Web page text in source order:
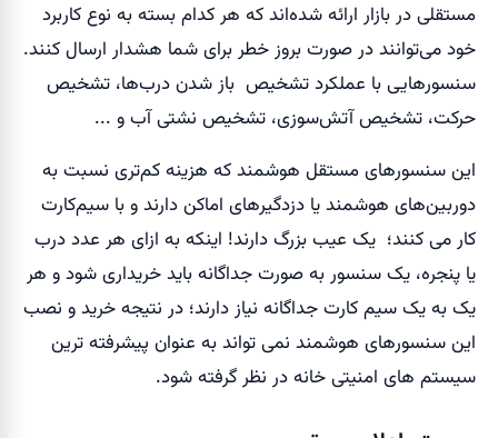
مستقلی در بازار ارائه شده‌اند که هر کدام بسته به نوع کاربرد
خود می‌توانند در صورت بروز خطر برای شما هشدار ارسال کنند.
سنسور‌هایی با عملکرد تشخیص باز شدن درب‌ها، تشخیص
حرکت، تشخیص آتش‌سوزی، تشخیص نشتی آب و ...
این سنسور‌های مستقل هوشمند که هزینه کم‌تری نسبت به
دوربین‌های هوشمند یا دزدگیر‌های اماکن دارند و با سیم‌کارت
کار می کنند؛ یک عیب بزرگ دارند! اینکه به ازای هر عدد درب
یا پنجره، یک سنسور به صورت جداگانه باید خریداری شود و هر
یک به یک سیم کارت جداگانه نیاز دارند؛ در نتیجه خرید و نصب
این سنسور‌های هوشمند نمی تواند به عنوان پیشرفته ترین
سیستم های امنیتی خانه در نظر گرفته شود.